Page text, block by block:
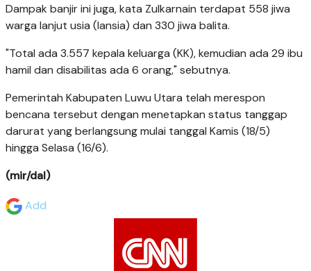
Dampak banjir ini juga, kata Zulkarnain terdapat 558 jiwa
warga lanjut usia (lansia) dan 330 jiwa balita.
"Total ada 3.557 kepala keluarga (KK), kemudian ada 29 ibu
hamil dan disabilitas ada 6 orang," sebutnya.
Pemerintah Kabupaten Luwu Utara telah merespon
bencana tersebut dengan menetapkan status tanggap
darurat yang berlangsung mulai tanggal Kamis (18/5)
hingga Selasa (16/6).
(mir/dal)
Add